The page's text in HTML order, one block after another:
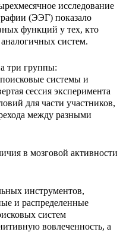
исследование
(ЭЭГ) показало
функций у тех, кто
систем.
три группы:
системы и
сессия эксперимента
для части участников,
между разными
в мозговой активности
инструментов,
и распределенные
систем
вовлеченность, а